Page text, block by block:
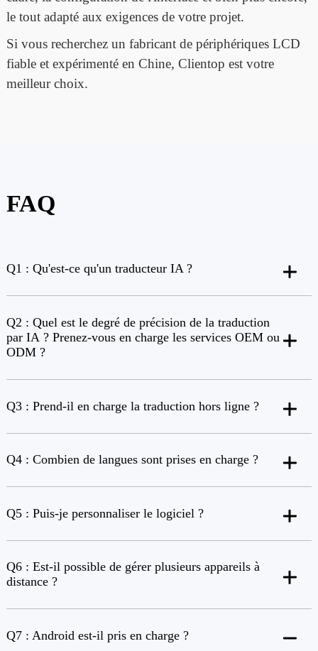
le tout adapté aux exigences de votre projet.
Si vous recherchez un fabricant de périphériques LCD
fiable et expérimenté en Chine, Clientop est votre
meilleur choix.
FAQ
Q1 : Qu'est-ce qu'un traducteur IA ?
Q2 : Quel est le degré de précision de la traduction
par IA ? Prenez-vous en charge les services OEM ou
ODM ?
Q3 : Prend-il en charge la traduction hors ligne ?
Q4 : Combien de langues sont prises en charge ?
Q5 : Puis-je personnaliser le logiciel ?
Q6 : Est-il possible de gérer plusieurs appareils à
distance ?
Q7 : Android est-il pris en charge ?